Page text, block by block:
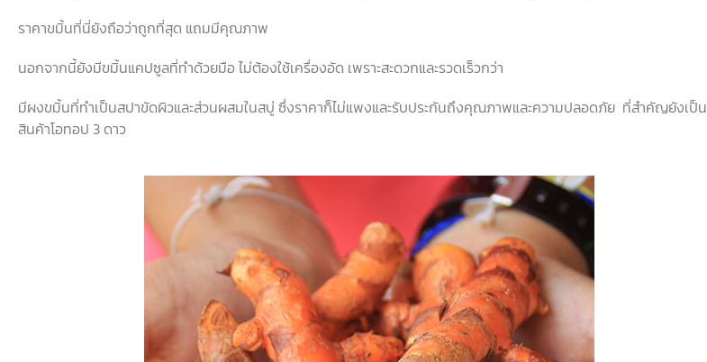
ราคาขมิ้นที่นี่ยังถือว่าถูกที่สุด แถมมีคุณภาพ
นอกจากนี้ยังมีขมิ้นแคปซูลที่ทำด้วยมือ ไม่ต้องใช้เครื่องอัด เพราะสะดวกและรวดเร็วกว่า
มีผงขมิ้นที่ทำเป็นสปาขัดผิวและส่วนผสมในสบู่ ซึ่งราคาก็ไม่แพงและรับประกันถึงคุณภาพและความปลอดภัย ที่สำคัญยังเป็น
สินค้าโอทอป 3 ดาว